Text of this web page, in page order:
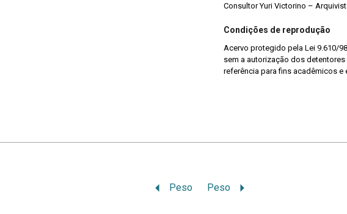
Consultor Yuri Victorino –
Condições de reprodução
Acervo protegido pela Lei 9.610/
sem a autorização dos
referência para fins acadêmicos e
Peso Peso